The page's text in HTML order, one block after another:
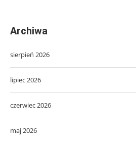
Archiwa
sierpień 2026
lipiec 2026
czerwiec 2026
maj 2026